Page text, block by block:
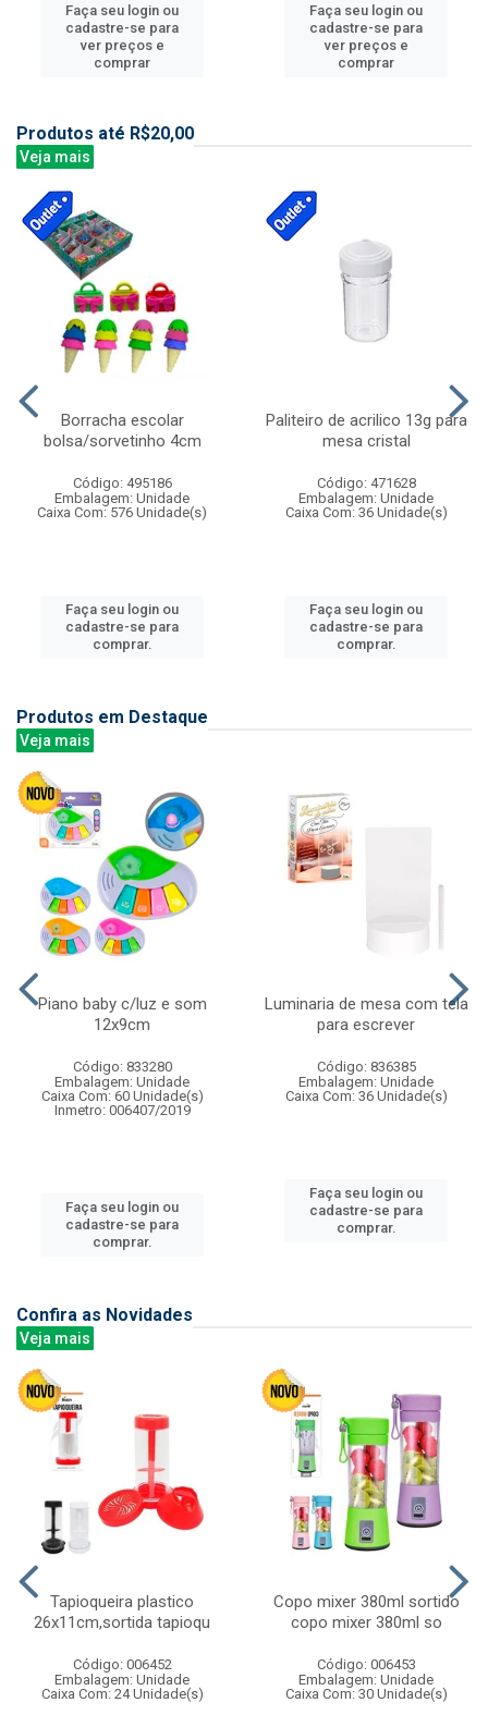
Faça seu login ou
cadastre-se para
ver preços e
comprar
Faça seu login ou
cadastre-se para
ver preços e
comprar
Produtos até R$20,00
Veja mais
Borracha escolar
bolsa/sorvetinho 4cm
Código: 495186
Embalagem: Unidade
Caixa Com: 576 Unidade(s)
Faça seu login ou
cadastre-se para
comprar.
Paliteiro de acrilico 13g para
mesa cristal
Código: 471628
Embalagem: Unidade
Caixa Com: 36 Unidade(s)
Faça seu login ou
cadastre-se para
comprar.
Produtos em Destaque
Veja mais
Piano baby c/luz e som
12x9cm
Código: 833280
Embalagem: Unidade
Caixa Com: 60 Unidade(s)
Inmetro: 006407/2019
Faça seu login ou
cadastre-se para
comprar.
Luminaria de mesa com tela
para escrever
Código: 836385
Embalagem: Unidade
Caixa Com: 36 Unidade(s)
Faça seu login ou
cadastre-se para
comprar.
Confira as Novidades
Veja mais
Tapioqueira plastico
26x11cm,sortida tapioqu
Código: 006452
Embalagem: Unidade
Caixa Com: 24 Unidade(s)
Copo mixer 380ml sortido
copo mixer 380ml so
Código: 006453
Embalagem: Unidade
Caixa Com: 30 Unidade(s)